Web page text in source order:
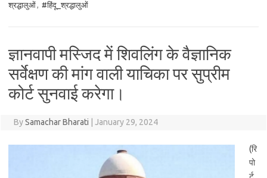
श्रद्धालुओं, #हिंदू_श्रद्धालुओं
ज्ञानवापी मस्जिद में शिवलिंग के वैज्ञानिक
सर्वेक्षण की मांग वाली याचिका पर सुप्रीम
कोर्ट सुनवाई करेगा।
BySamachar Bharati January 29, 2024
(रि
पो